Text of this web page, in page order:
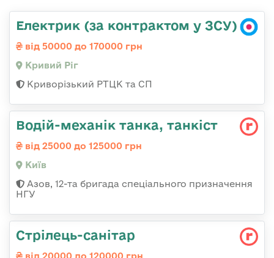
Електрик (за контрактом у ЗСУ)
від 50000 до 170000 грн
Кривий Ріг
Криворізький РТЦК та СП
Водій-механік танка, танкіст
від 25000 до 125000 грн
Київ
Азов, 12-та бригада спеціального призначення
НГУ
Стрілець-санітар